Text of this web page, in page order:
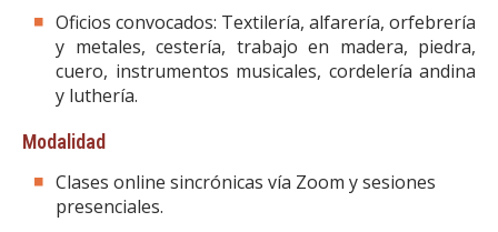
Oficios convocados: Textilería, alfarería, orfebrería
y metales, cestería, trabajo en madera, piedra,
cuero, instrumentos musicales, cordelería andina
y luthería.
Modalidad
Clases online sincrónicas vía Zoom y sesiones
presenciales.